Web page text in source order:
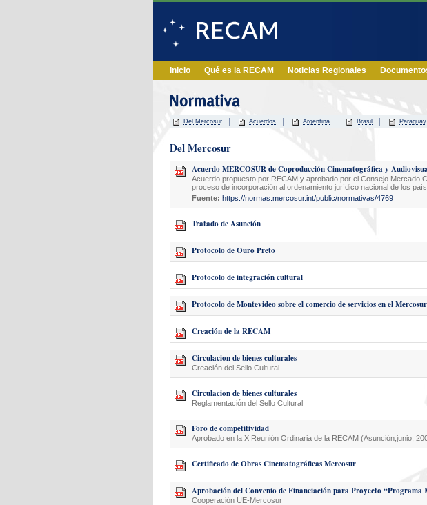
Inicio Qué es la RECAM Noticias Regionales
Del Mercosur Acuerdos Argentina Brasil Paraguay
Del Mercosur
Acuerdo MERCOSUR de Coproducción Cinematográfica y
Acuerdo propuesto por RECAM y aprobado por el Consejo Mercado
proceso de incorporación al ordenamiento jurídico nacional de los
Fuente: https://normas.mercosur.int/public/normativas/4769
Tratado de Asunción
Protocolo de Ouro Preto
Protocolo de integración cultural
Protocolo de Montevideo sobre el comercio de servicios en el Mercosur
Creación de la RECAM
Circulacion de bienes culturales
Creación del Sello Cultural
Circulacion de bienes culturales
Reglamentación del Sello Cultural
Foro de competitividad
Aprobado en la X Reunión Ordinaria de la RECAM (Asunción,junio,
Certificado de Obras Cinematográficas Mercosur
Aprobación del Convenio de Financiación para Proyecto “Programa
Cooperación UE-Mercosur